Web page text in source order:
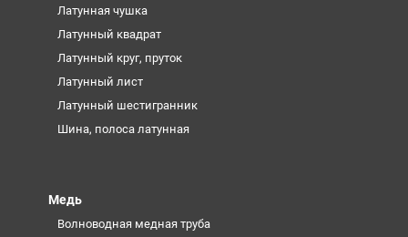
Латунная чушка
Латунный квадрат
Латунный круг, пруток
Латунный лист
Латунный шестигранник
Шина, полоса латунная
Медь
Волноводная медная труба